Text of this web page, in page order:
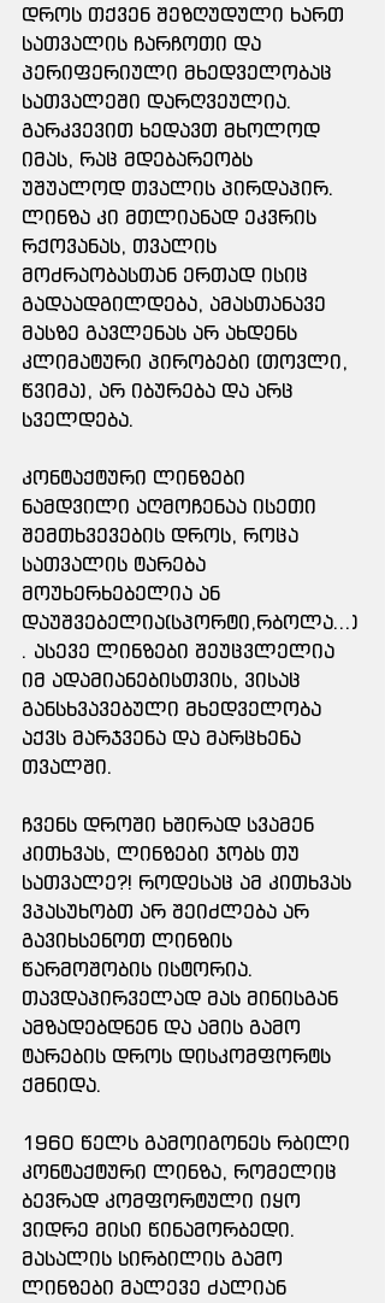
დროს თქვენ შეზღუდული ხართ
სათვალის ჩარჩოთი და
პერიფერიული მხედველობაც
სათვალეში დარღვეულია.
გარკვევით ხედავთ მხოლოდ
იმას, რაც მდებარეობს
უშუალოდ თვალის პირდაპირ.
ლინზა კი მთლიანად ეკვრის
რქოვანას, თვალის
მოძრაობასთან ერთად ისიც
გადაადგილდება, ამასთანავე
მასზე გავლენას არ ახდენს
კლიმატური პირობები (თოვლი,
წვიმა), არ იბურება და არც
სველდება.
კონტაქტური ლინზები
ნამდვილი აღმოჩენაა ისეთი
შემთხვევების დროს, როცა
სათვალის ტარება
მოუხერხებელია ან
დაუშვებელია(სპორტი,რბოლა...)
. ასევე ლინზები შეუცვლელია
იმ ადამიანებისთვის, ვისაც
განსხვავებული მხედველობა
აქვს მარჯვენა და მარცხენა
თვალში.
ჩვენს დროში ხშირად სვამენ
კითხვას, ლინზები ჯობს თუ
სათვალე?! როდესაც ამ კითხვას
ვპასუხობთ არ შეიძლება არ
გავიხსენოთ ლინზის
წარმოშობის ისტორია.
თავდაპირველად მას მინისგან
ამზადებდნენ და ამის გამო
ტარების დროს დისკომფორტს
ქმნიდა.
1960 წელს გამოიგონეს რბილი
კონტაქტური ლინზა, რომელიც
ბევრად კომფორტული იყო
ვიდრე მისი წინამორბედი.
მასალის სირბილის გამო
ლინზები მალევე ძალიან